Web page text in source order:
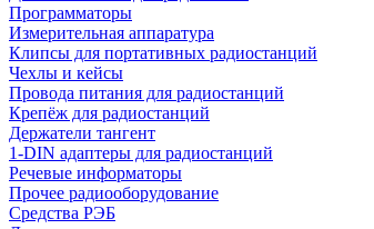
Программаторы
Измерительная аппаратура
Клипсы для портативных радиостанций
Чехлы и кейсы
Провода питания для радиостанций
Крепёж для радиостанций
Держатели тангент
1-DIN адаптеры для радиостанций
Речевые информаторы
Прочее радиооборудование
Средства РЭБ